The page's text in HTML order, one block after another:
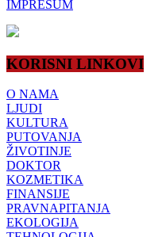
IMPRESUM
KORISNI LINKOVI
O NAMA
LJUDI
KULTURA
PUTOVANJA
ŽIVOTINJE
DOKTOR
KOZMETIKA
FINANSIJE
PRAVNAPITANJA
EKOLOGIJA